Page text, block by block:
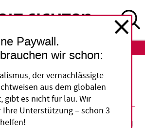
ABO
Paywall.
wir schon:
der vernachlässigte
aus dem globalen
gibt es nicht für lau. Wir
Unterstützung – schon 3